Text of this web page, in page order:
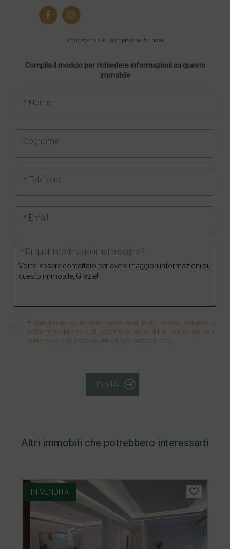
Ogni agenzia è un’impresa autonoma
Compila il modulo per richiedere informazioni su questo
immobile
* Nome
Cognome
* Telefono
* Email
* Di quali informazioni hai bisogno?
* Compilando ed inviando questo modulo di richiesta, autorizzo il
trattamento dei miei dati personali ai sensi dell'attuale normativa e
confermo di aver preso visione dell'informativa privacy.
INVIA
Altri immobili che potrebbero interessarti
IN VENDITA